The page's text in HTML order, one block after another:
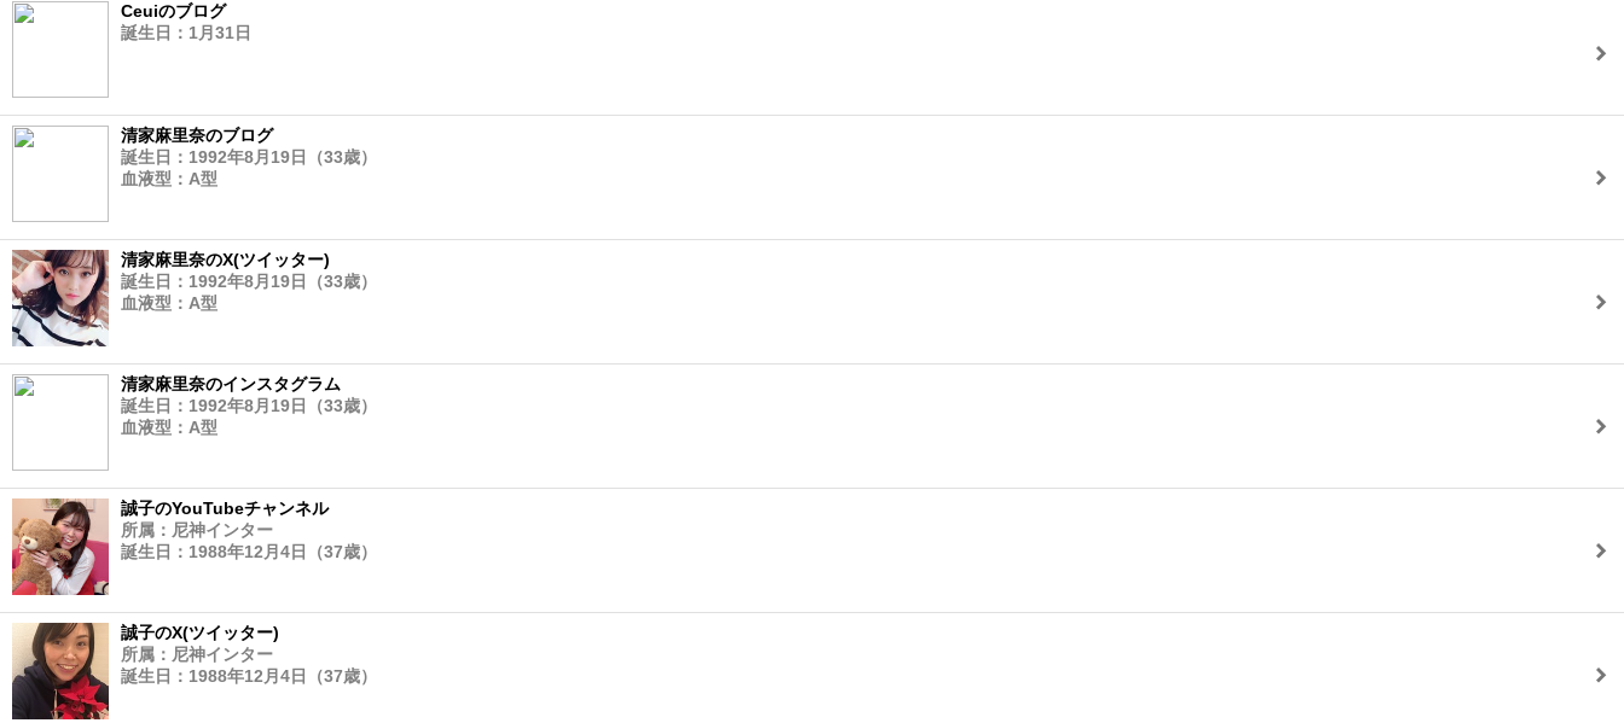
Ceuiのブログ
誕生日：1月31日
清家麻里奈のブログ
誕生日：1992年8月19日（33歳）
血液型：A型
清家麻里奈のX(ツイッター)
誕生日：1992年8月19日（33歳）
血液型：A型
清家麻里奈のインスタグラム
誕生日：1992年8月19日（33歳）
血液型：A型
誠子のYouTubeチャンネル
所属：尼神インター
誕生日：1988年12月4日（37歳）
誠子のX(ツイッター)
所属：尼神インター
誕生日：1988年12月4日（37歳）